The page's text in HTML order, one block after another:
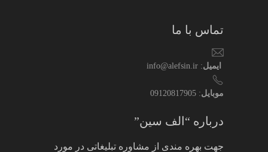
تماس با ما
ایمیل: info@alefsin.ir
موبایل: 09120817905
درباره “الف سین”
جهت بهره مندی از مشاوره تبلیغاتی در مورد